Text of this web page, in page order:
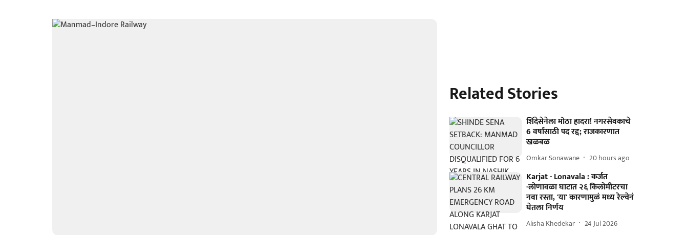
Related Stories
शिंदेसेनेला मोठा हादरा! नगरसेवकाचे
6 वर्षांसाठी पद रद्द; राजकारणात
खळबळ
Omkar Sonawane 20 hours ago
Karjat - Lonavala : कर्जत
-लोणावळा घाटात २६ किलोमीटरचा
नवा रस्ता, 'या' कारणामुळं मध्य रेल्वेनं
घेतला निर्णय
Alisha Khedekar 24 Jul 2026